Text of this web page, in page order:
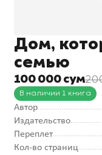
Дом,
семью
100 000 сум
В наличии 1 книга
Автор
Издательство
Переплет
Кол-во страниц